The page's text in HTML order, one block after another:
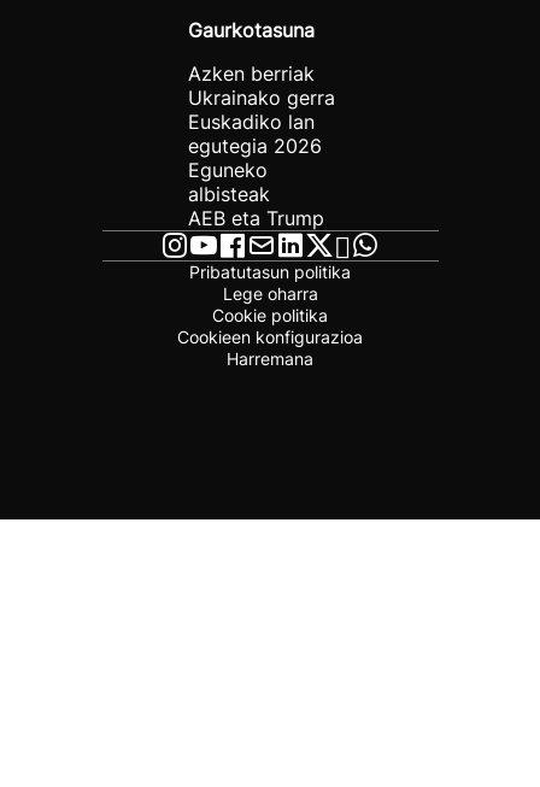
Gaurkotasuna
Azken berriak
Ukrainako gerra
Euskadiko lan
egutegia 2026
Eguneko
albisteak
AEB eta Trump
Pribatutasun politika
Lege oharra
Cookie politika
Cookieen konfigurazioa
Harremana